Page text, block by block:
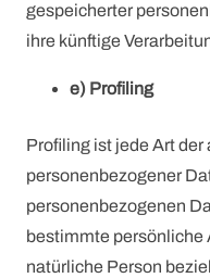
gespeicherter
ihre künftige
e) Profiling
Profiling ist jede Art
personenbezogener
personenbezogenen
bestimmte persönliche
natürliche Person